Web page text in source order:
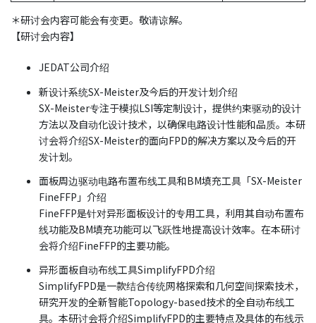
＊研讨会内容可能会有变更。敬请谅解。
【研讨会内容】
JEDAT公司介绍
新设计系统SX-Meister及今后的开发计划介绍
SX-Meister专注于模拟LSI等定制设计，提供约束驱动的设计
方法以及自动化设计技术，以确保电路设计性能和品质。本研
讨会将介绍SX-Meister的面向FPD的解决方案以及今后的开
发计划。
面板周边驱动电路布置布线工具和BM填充工具「SX-Meister
FineFFP」介绍
FineFFP是针对异形面板设计的专用工具，利用其自动布置布
线功能及BM填充功能可以飞跃性地提高设计效率。在本研讨
会将介绍FineFFP的主要功能。
异形面板自动布线工具SimplifyFPD介绍
SimplifyFPD是一款结合传统网格探索和几何空间探索技术，
研究开发的全新智能Topology-based技术的全自动布线工
具。本研讨会将介绍SimplifyFPD的主要特点及具体的布线示